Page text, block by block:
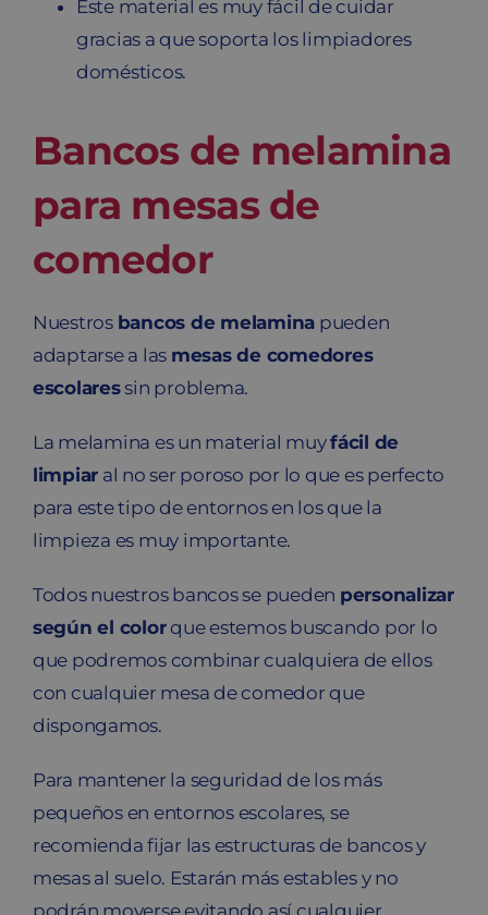
Este material es muy fácil de cuidar
gracias a que soporta los limpiadores
domésticos.
Bancos de melamina
para mesas de
comedor
Nuestros bancos de melamina pueden
adaptarse a las mesas de comedores
escolaressin problema.
La melamina es un material muyfácil de
limpiar al no ser poroso por lo que es perfecto
para este tipo de entornos en los que la
limpieza es muy importante.
Todos nuestros bancos se pueden personalizar
según el colorque estemos buscando por lo
que podremos combinar cualquiera de ellos
con cualquier mesa de comedor que
dispongamos.
Para mantener la seguridad de los más
pequeños en entornos escolares, se
recomienda fijar las estructuras de bancos y
mesas al suelo. Estarán más estables y no
podrán moverse evitando así cualquier